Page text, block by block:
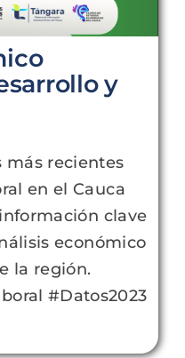
y
más recientes
en el Cauca
clave
económico
la región.
#Datos2023